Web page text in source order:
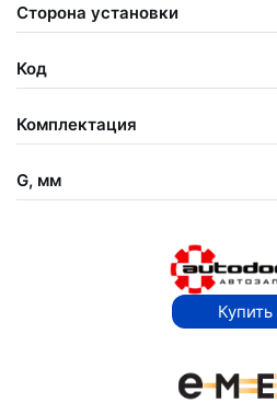
Сторона установки
Код
Комплектация
G, мм
Купить